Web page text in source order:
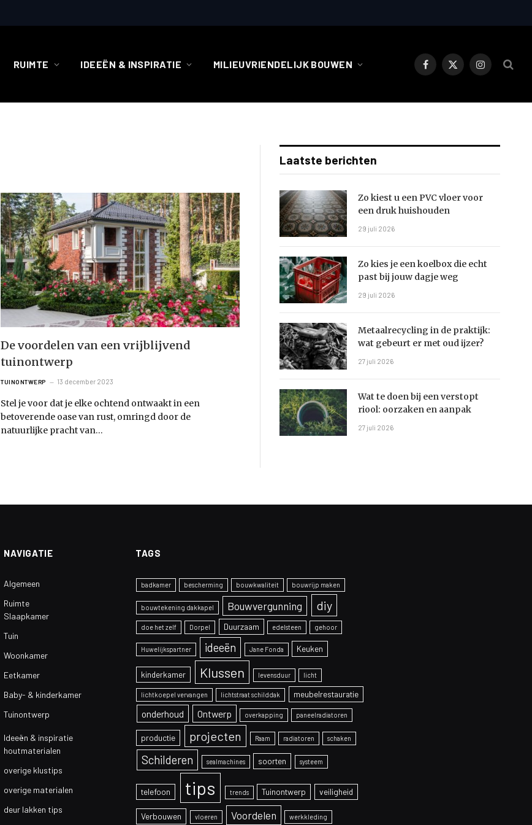
RUIMTE IDEEËN & INSPIRATIE MILIEUVRIENDELIJK BOUWEN Facebook
X
Instagram
De voordelen van een vrijblijvend
tuinontwerp
TUINONTWERP 13 december 2023
Stel je voor dat je elke ochtend ontwaakt in een
betoverende oase van rust, omringd door de
natuurlijke pracht van…
Laatste berichten
Zo kiest u een PVC vloer voor
een druk huishouden
29 juli 2026
Zo kies je een koelbox die echt
past bij jouw dagje weg
29 juli 2026
Metaalrecycling in de praktijk:
wat gebeurt er met oud ijzer?
27 juli 2026
Wat te doen bij een verstopt
riool: oorzaken en aanpak
27 juli 2026
NAVIGATIE
Algemeen
Ruimte
Slaapkamer
Tuin
Woonkamer
Eetkamer
Baby- & kinderkamer
Tuinontwerp
Ideeën & inspiratie
houtmaterialen
overige klustips
overige materialen
deur lakken tips
TAGS
badkamer bescherming bouwkwaliteit bouwrijp maken
bouwtekening dakkapel Bouwvergunning diy
doe het zelf Dorpel Duurzaam edelsteen gehoor
Huwelijkspartner ideeën Jane Fonda Keuken
kinderkamer Klussen levensduur licht
lichtkoepel vervangen lichtstraat schilddak meubelrestauratie
onderhoud Ontwerp overkapping paneelradiatoren
productie projecten Raam radiatoren schaken
Schilderen sealmachines soorten systeem
telefoon tips trends Tuinontwerp veiligheid
Verbouwen vloeren Voordelen werkkleding